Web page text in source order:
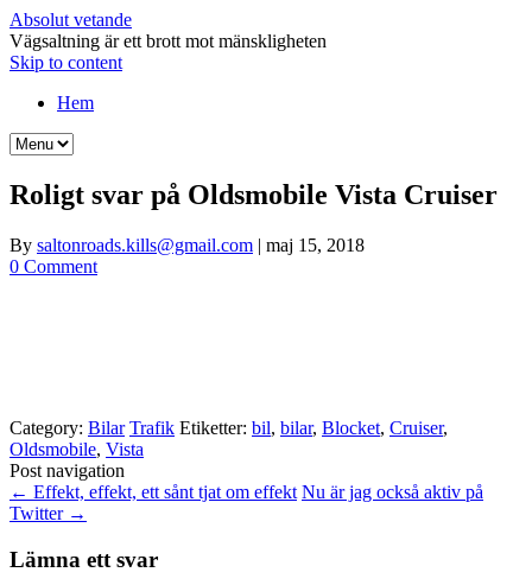
Absolut vetande
Vägsaltning är ett brott mot mänskligheten
Skip to content
Hem
Roligt svar på Oldsmobile Vista Cruiser
By saltonroads.kills@gmail.com | maj 15, 2018
0 Comment
Category: Bilar Trafik Etiketter: bil, bilar, Blocket, Cruiser,
Oldsmobile, Vista
Post navigation
← Effekt, effekt, ett sånt tjat om effekt Nu är jag också aktiv på
Twitter →
Lämna ett svar